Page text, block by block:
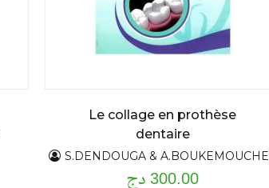
Le collage en prothèse
dentaire
S.DENDOUGA & A.BOUKEMOUCHE & C.ZERIATI
300.00 دج